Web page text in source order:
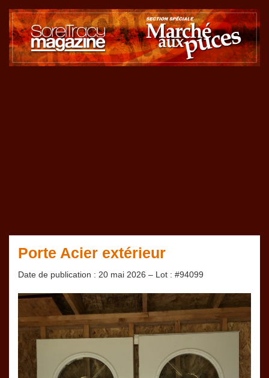
Porte Acier extérieur
Date de publication : 20 mai 2026 – Lot : #94099